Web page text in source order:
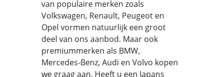
van populaire merken zoals
Volkswagen, Renault, Peugeot en
Opel vormen natuurlijk een groot
deel van ons aanbod. Maar ook
premiummerken als BMW,
Mercedes-Benz, Audi en Volvo kopen
we graag aan. Heeft u een Japans